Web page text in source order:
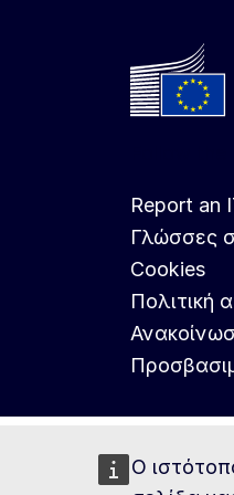
Ο
Report an
Γλώσσες
Cookies
Πολιτική